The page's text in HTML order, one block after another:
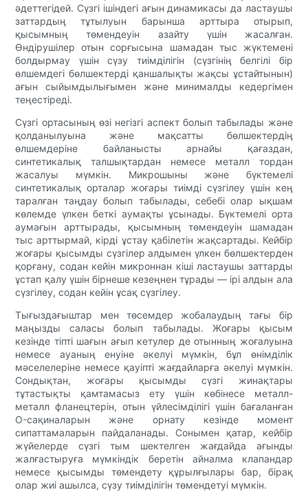
әдеттегідей. Сүзгі ішіндегі ағын динамикасы да ластаушы
заттардың тұтылуын барынша арттыра отырып,
қысымның төмендеуін азайту үшін жасалған.
Өндірушілер отын сорғысына шамадан тыс жүктемені
болдырмау үшін сүзу тиімділігін (сүзгінің белгілі бір
өлшемдегі бөлшектерді қаншалықты жақсы ұстайтынын)
ағын сыйымдылығымен және минималды кедергімен
теңестіреді.
Сүзгі ортасының өзі негізгі аспект болып табылады және
қолданылуына және мақсатты бөлшектердің
өлшемдеріне байланысты арнайы қағаздан,
синтетикалық талшықтардан немесе металл тордан
жасалуы мүмкін. Микрошыны және бүктемелі
синтетикалық орталар жоғары тиімді сүзгілеу үшін кең
таралған таңдау болып табылады, себебі олар ықшам
көлемде үлкен беткі аумақты ұсынады. Бүктемелі орта
аумағын арттырады, қысымның төмендеуін шамадан
тыс арттырмай, кірді ұстау қабілетін жақсартады. Кейбір
жоғары қысымды сүзгілер алдымен үлкен бөлшектерден
қорғану, содан кейін микроннан кіші ластаушы заттарды
ұстап қалу үшін бірнеше кезеңнен тұрады — ірі алдын ала
сүзгілеу, содан кейін ұсақ сүзгілеу.
Тығыздағыштар мен төсемдер жобалаудың тағы бір
маңызды саласы болып табылады. Жоғары қысым
кезінде тіпті шағын ағып кетулер де отынның жоғалуына
немесе ауаның енуіне әкелуі мүмкін, бұл өнімділік
мәселелеріне немесе қауіпті жағдайларға әкелуі мүмкін.
Сондықтан, жоғары қысымды сүзгі жинақтары
тұтастықты қамтамасыз ету үшін көбінесе металл-
металл фланецтерін, отын үйлесімділігі үшін бағаланған
O-сақиналарын және орнату кезінде момент
сипаттамаларын пайдаланады. Сонымен қатар, кейбір
жүйелерде сүзгі тым шектелген жағдайда ағынды
жалғастыруға мүмкіндік беретін айналма клапандар
немесе қысымды төмендету құрылғылары бар, бірақ
олар жиі ашылса, сүзу тиімділігін төмендетуі мүмкін.